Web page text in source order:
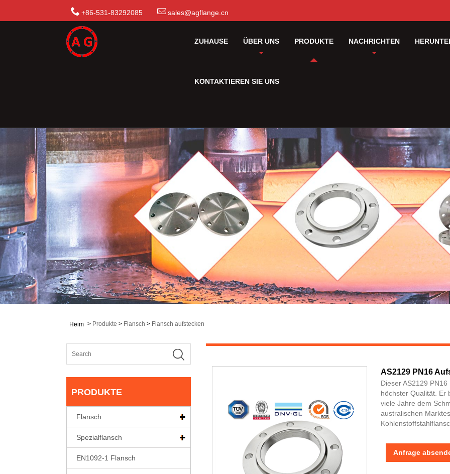
+86-531-83292085 sales@agflange.cn
ZUHAUSE ÜBER UNS PRODUKTE NACHRICHTEN
KONTAKTIEREN SIE UNS
Heim > Produkte > Flansch > Flansch aufstecken
PRODUKTE
Flansch
Spezialflansch
EN1092-1 Flansch
AS2129 PN16
Dieser AS2129
höchster Qualität. Er
viele Jahre dem
australischen
Anfrage